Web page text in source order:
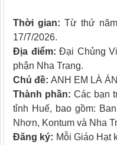
Thời gian: Từ thứ
17/7/2026.
Địa điểm: Đại Chủng
phận Nha Trang.
Chủ đề: ANH EM LÀ
Thành phần: Các bạn
tỉnh Huế, bao gồm:
Nhơn, Kontum và Nha
Đăng ký: Mỗi Giáo Hạt